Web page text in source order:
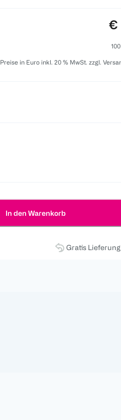
€
Preise in Euro inkl. 20 % MwSt. zzgl.
In den Warenkorb
Gratis